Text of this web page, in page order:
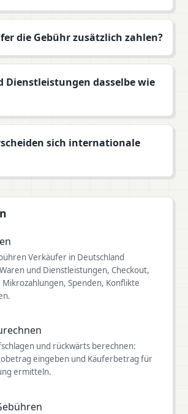
die Gebühr zusätzlich zahlen?
Dienstleistungen dasselbe wie
sich internationale
Verkäufer in Deutschland
und Dienstleistungen, Checkout,
Mikrozahlungen, Spenden, Konflikte
und rückwärts berechnen:
eingeben und Käuferbetrag für
ermitteln.